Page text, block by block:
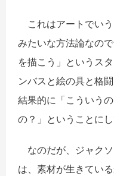
これはアートでい
みたいな方法論なの
を描こう」というス
ンバスと絵の具と格
結果的に「こういう
の？」ということにし
なのだが、ジャク
は、素材が生きてい